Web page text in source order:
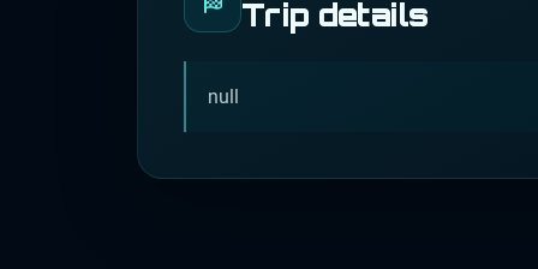
Trip details
null